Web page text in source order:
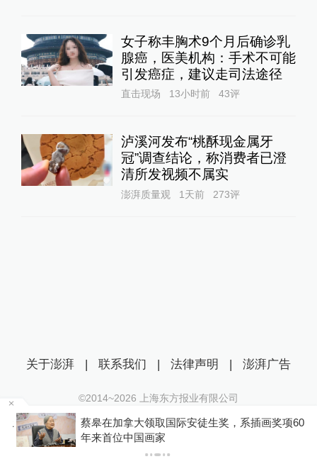
女子称丰胸术9个月后确诊乳
腺癌，医美机构：手术不可能
引发癌症，建议走司法途径
直击现场 13小时前 43评
泸溪河发布“桃酥现金属牙
冠”调查结论，称消费者已澄
清所发视频不属实
澎湃质量观 1天前 273评
蔡皋在加拿大领取国际安徒生奖，系插画奖项60
年来首位中国画家
关于澎湃 | 联系我们 | 法律声明 | 澎湃广告
©2014~2026 上海东方报业有限公司
沪ICP证：沪B2-20170116 | 沪ICP备14003370号
互联网新闻信息服务许可证：31120170006
沪公网安备 31010602000299号